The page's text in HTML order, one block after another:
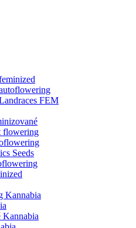
FEM
flowering
Seeds
Kannabia
Kannabia